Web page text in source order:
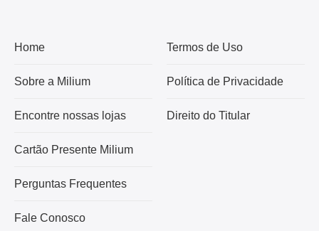
Home
Sobre a Milium
Encontre nossas lojas
Cartão Presente Milium
Perguntas Frequentes
Fale Conosco
Termos de Uso
Política de Privacidade
Direito do Titular